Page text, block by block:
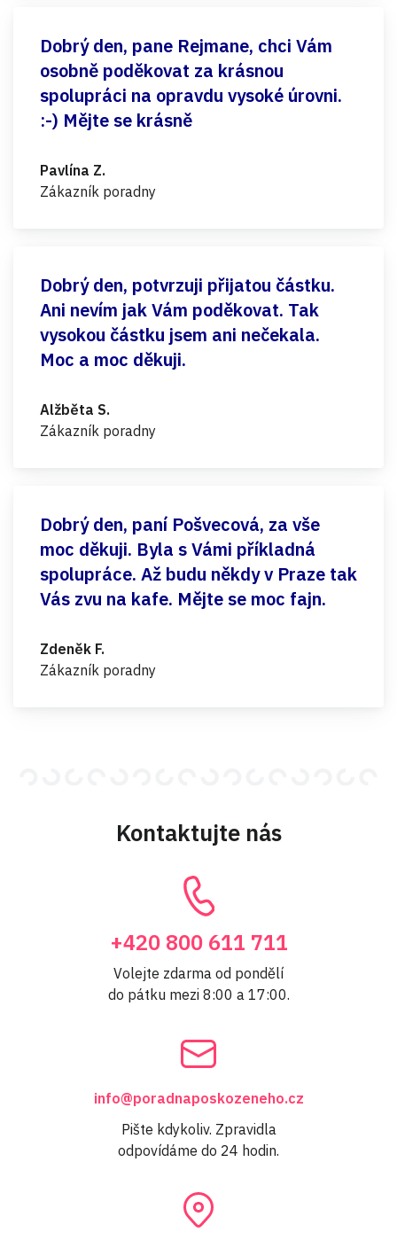
Dobrý den, pane Rejmane, chci Vám
osobně poděkovat za krásnou
spolupráci na opravdu vysoké úrovni.
:-) Mějte se krásně
Pavlína Z.
Zákazník poradny
Dobrý den, potvrzuji přijatou částku.
Ani nevím jak Vám poděkovat. Tak
vysokou částku jsem ani nečekala.
Moc a moc děkuji.
Alžběta S.
Zákazník poradny
Dobrý den, paní Pošvecová, za vše
moc děkuji. Byla s Vámi příkladná
spolupráce. Až budu někdy v Praze tak
Vás zvu na kafe. Mějte se moc fajn.
Zdeněk F.
Zákazník poradny
Kontaktujte nás
+420 800 611 711
Volejte zdarma od pondělí
do pátku mezi 8:00 a 17:00.
info@poradnaposkozeneho.cz
Pište kdykoliv. Zpravidla
odpovídáme do 24 hodin.